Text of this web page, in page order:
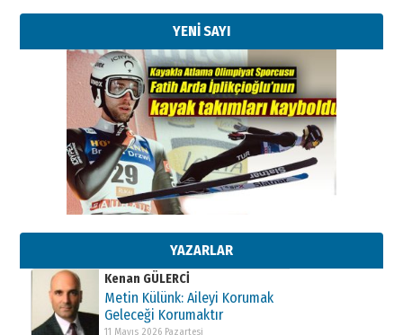
YENİ SAYI
YAZARLAR
Kenan GÜLERCİ
Metin Külünk: Aileyi Korumak
11 Mayıs 2026 Pazartesi
Kenan GÜLERCİ
Metin Külünk: Aileyi Korumak
Geleceği Korumaktır
11 Mayıs 2026 Pazartesi